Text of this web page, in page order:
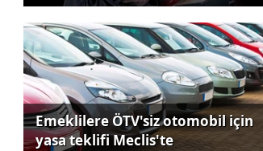
Emeklilere ÖTV'siz otomobil için
yasa teklifi Meclis'te